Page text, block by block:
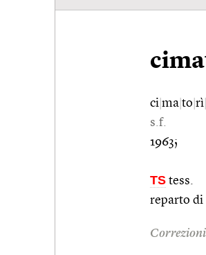
ci ma to rì
s.f.
1963;
TS tess.
reparto di
Correzioni